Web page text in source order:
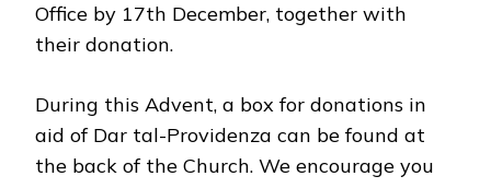
Office by 17th December, together with
their donation.
During this Advent, a box for donations in
aid of Dar tal-Providenza can be found at
the back of the Church. We encourage you